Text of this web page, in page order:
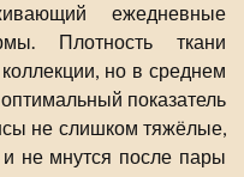
ежедневные
Плотность ткани
но в среднем
показатель
не слишком тяжёлые,
не мнутся после пары